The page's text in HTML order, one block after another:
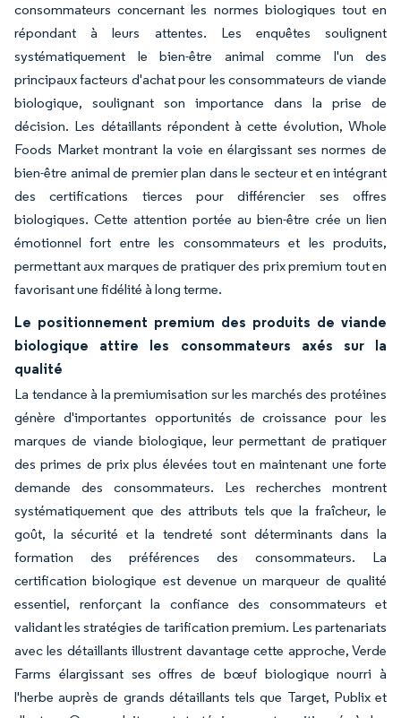
consommateurs concernant les normes biologiques tout en
répondant à leurs attentes. Les enquêtes soulignent
systématiquement le bien-être animal comme l'un des
principaux facteurs d'achat pour les consommateurs de viande
biologique, soulignant son importance dans la prise de
décision. Les détaillants répondent à cette évolution, Whole
Foods Market montrant la voie en élargissant ses normes de
bien-être animal de premier plan dans le secteur et en intégrant
des certifications tierces pour différencier ses offres
biologiques. Cette attention portée au bien-être crée un lien
émotionnel fort entre les consommateurs et les produits,
permettant aux marques de pratiquer des prix premium tout en
favorisant une fidélité à long terme.
Le positionnement premium des produits de viande
biologique attire les consommateurs axés sur la
qualité
La tendance à la premiumisation sur les marchés des protéines
génère d'importantes opportunités de croissance pour les
marques de viande biologique, leur permettant de pratiquer
des primes de prix plus élevées tout en maintenant une forte
demande des consommateurs. Les recherches montrent
systématiquement que des attributs tels que la fraîcheur, le
goût, la sécurité et la tendreté sont déterminants dans la
formation des préférences des consommateurs. La
certification biologique est devenue un marqueur de qualité
essentiel, renforçant la confiance des consommateurs et
validant les stratégies de tarification premium. Les partenariats
avec les détaillants illustrent davantage cette approche, Verde
Farms élargissant ses offres de bœuf biologique nourri à
l'herbe auprès de grands détaillants tels que Target, Publix et